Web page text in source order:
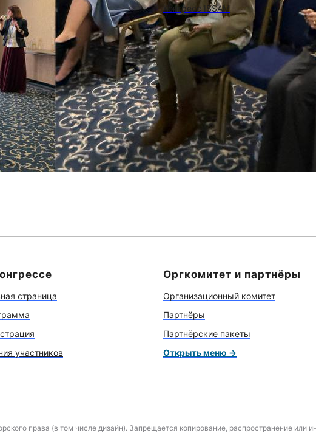
Конгресс ISSAM
страница
участников
Оргкомитет и партнёры
Организационный комитет
Партнёры
Партнёрские пакеты
Открыть меню →
права (в том числе дизайн). Запрещается копирование, распространение или